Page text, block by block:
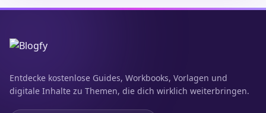
Entdecke kostenlose Guides, Workbooks, Vorlagen und
digitale Inhalte zu Themen, die dich wirklich weiterbringen.